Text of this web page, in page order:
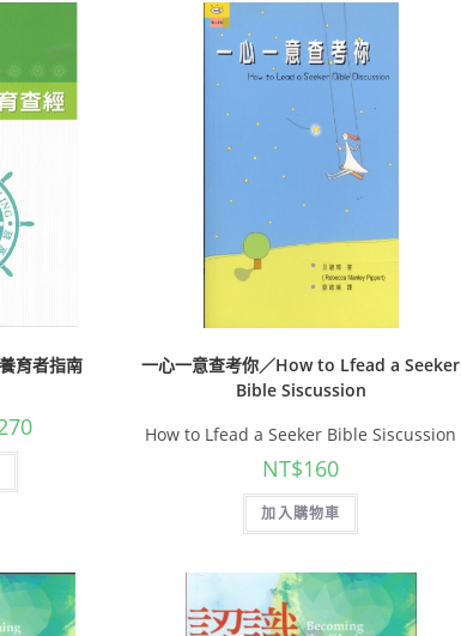
育者指南
一心一意查考你／How to Lfead a Seeker
Bible Siscussion
How to Lfead a Seeker Bible Siscussion
NT$160
加入購物車